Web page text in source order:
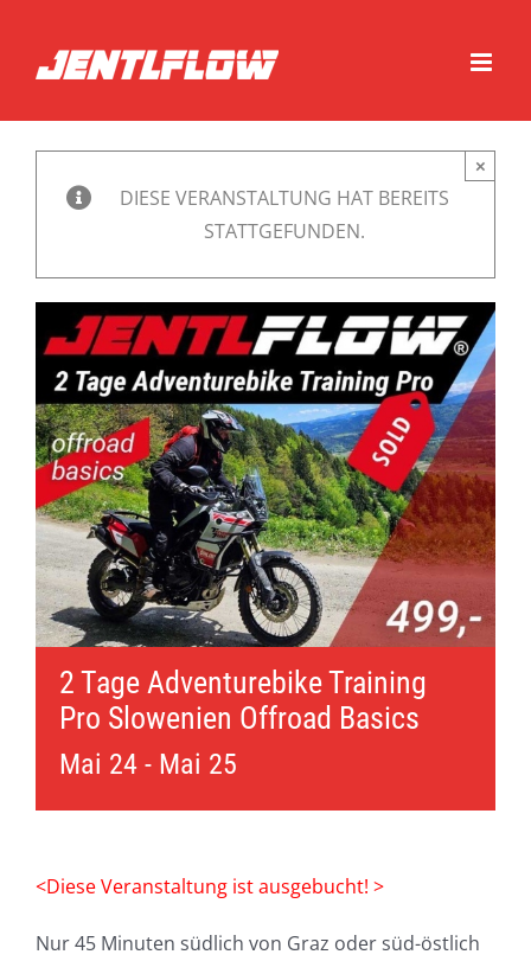
springen
DIESE VERANSTALTUNG HAT BEREITS
STATTGEFUNDEN.
×
2 Tage Adventurebike Training
Pro Slowenien Offroad Basics
Mai 24 - Mai 25
<Diese Veranstaltung ist ausgebucht! >
Nur 45 Minuten südlich von Graz oder süd-östlich